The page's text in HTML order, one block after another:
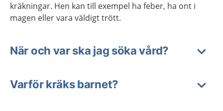
kräkningar. Hen kan till exempel ha feber, ha ont i
magen eller vara väldigt trött.
När och var ska jag söka vård?
Varför kräks barnet?